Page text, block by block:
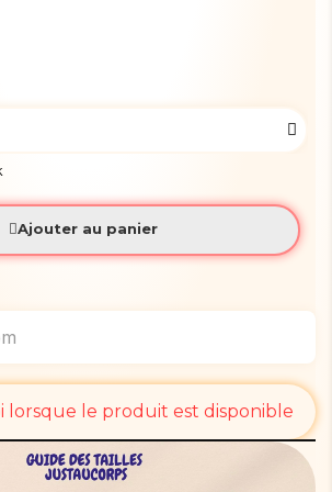
Ajouter au panier
lorsque le produit est disponible